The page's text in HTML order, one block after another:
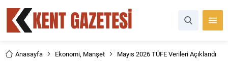
Anasayfa Ekonomi, Manşet Mayıs 2026 TÜFE Verileri Açıklandı